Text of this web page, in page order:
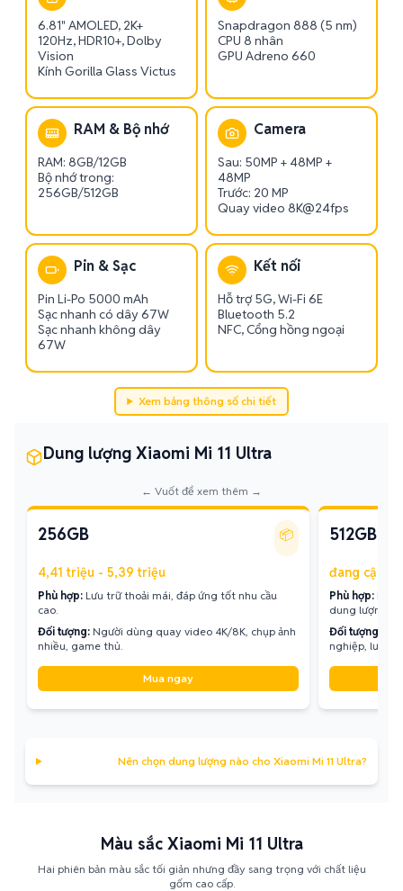
6.81" AMOLED, 2K+
120Hz, HDR10+, Dolby
Vision
Kính Gorilla Glass Victus
Snapdragon 888 (5 nm)
CPU 8 nhân
GPU Adreno 660
RAM & Bộ nhớ
RAM: 8GB/12GB
Bộ nhớ trong:
256GB/512GB
Camera
Sau: 50MP + 48MP +
48MP
Trước: 20 MP
Quay video 8K@24fps
Pin & Sạc
Pin Li-Po 5000 mAh
Sạc nhanh có dây 67W
Sạc nhanh không dây
67W
Kết nối
Hỗ trợ 5G, Wi-Fi 6E
Bluetooth 5.2
NFC, Cổng hồng ngoại
Xem bảng thông số chi tiết
Dung lượng Xiaomi Mi 11 Ultra
← Vuốt để xem thêm →
256GB 📦
4,41 triệu - 5,39 triệu
Phù hợp: Lưu trữ thoải mái, đáp ứng tốt nhu cầu
cao.
Đối tượng: Người dùng quay video 4K/8K, chụp ảnh
nhiều, game thủ.
Mua ngay
512GB
đang cập
Phù hợp:
dung lượng.
Đối tượng:
nghiệp, lưu
Nên chọn dung lượng nào cho Xiaomi Mi 11 Ultra?
Màu sắc Xiaomi Mi 11 Ultra
Hai phiên bản màu sắc tối giản nhưng đầy sang trọng với chất liệu
gốm cao cấp.